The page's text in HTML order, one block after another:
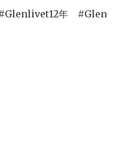
Glenlivet12年